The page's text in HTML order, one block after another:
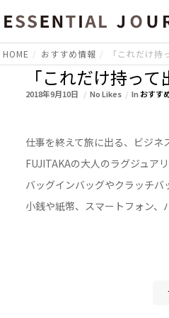
HOME おすすめ情報 「これだけ
「これだけ持っ
2018年9月10日 No Likes Inおすす
仕事を終えて旅に出る、ビジネ
FUJITAKAの大人のラグジュア
バッグインバッグやクラッチバ
小銭や紙幣、スマートフォン、